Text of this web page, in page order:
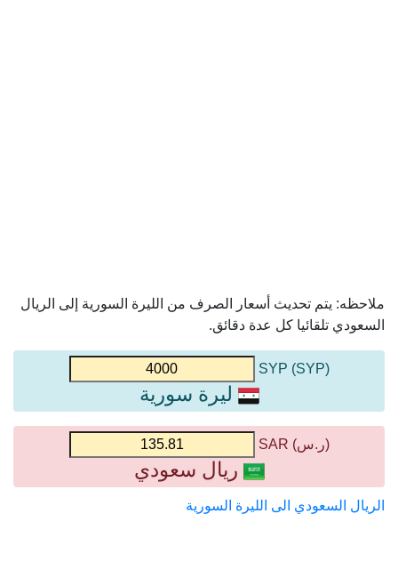
ملاحظه: يتم تحديث أسعار الصرف من الليرة السورية إلى الريال
السعودي تلقائيا كل عدة دقائق.
(SYP) SYP
ليرة سورية
(ر.س) SAR
ريال سعودي
الريال السعودي الى الليرة السورية